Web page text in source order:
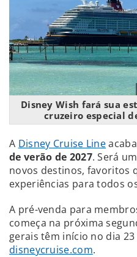
Disney Wish fará sua
cruzeiro especial
A Disney Cruise Line
de verão de 2027. Será
novos destinos, favoritos
experiências para todos
A pré-venda para
começa na próxima
gerais têm início no dia
disneycruise.com.